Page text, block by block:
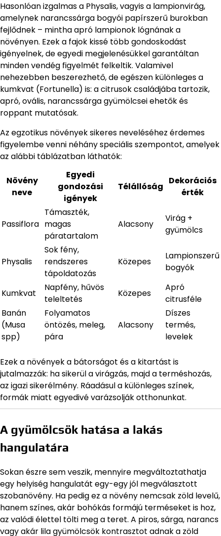
Hasonlóan izgalmas a Physalis, vagyis a lampionvirág,
amelynek narancssárga bogyói papírszerű burokban
fejlődnek – mintha apró lampionok lógnának a
növényen. Ezek a fajok kissé több gondoskodást
igényelnek, de egyedi megjelenésükkel garantáltan
minden vendég figyelmét felkeltik. Valamivel
nehezebben beszerezhető, de egészen különleges a
kumkvat (Fortunella) is: a citrusok családjába tartozik,
apró, ovális, narancssárga gyümölcsei ehetők és
roppant mutatósak.
Az egzotikus növények sikeres neveléséhez érdemes
figyelembe venni néhány speciális szempontot, amelyek
az alábbi táblázatban láthatók:
Növény
neve
Egyedi
gondozási
igények
Télállóság
Dekorációs
érték
Passiflora
Támaszték,
magas
páratartalom
Alacsony
Virág +
gyümölcs
Physalis
Sok fény,
rendszeres
tápoldatozás
Közepes
Lampionszerű
bogyók
Kumkvat
Napfény, hűvös
teleltetés
Közepes
Apró
citrusféle
Banán
(Musa
spp)
Folyamatos
öntözés, meleg,
pára
Alacsony
Díszes
termés,
levelek
Ezek a növények a bátorságot és a kitartást is
jutalmazzák: ha sikerül a virágzás, majd a terméshozás,
az igazi sikerélmény. Ráadásul a különleges színek,
formák miatt egyedivé varázsolják otthonunkat.
A gyümölcsök hatása a lakás
hangulatára
Sokan észre sem veszik, mennyire megváltoztathatja
egy helyiség hangulatát egy-egy jól megválasztott
szobanövény. Ha pedig ez a növény nemcsak zöld levelű,
hanem színes, akár bohókás formájú terméseket is hoz,
az valódi élettel tölti meg a teret. A piros, sárga, narancs
vagy akár lila gyümölcsök kontrasztot adnak a zöld